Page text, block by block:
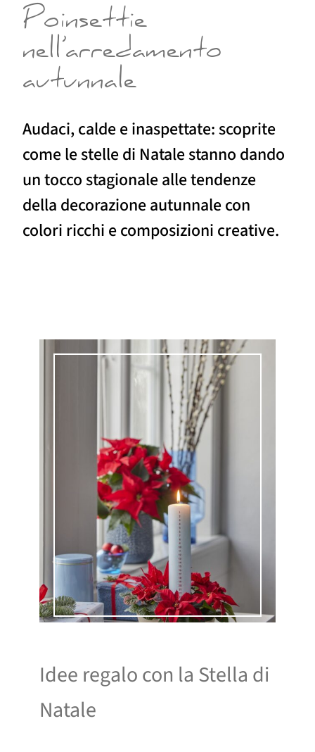
Poinsettie
nell’arredamento
autunnale
Audaci, calde e inaspettate: scoprite
come le stelle di Natale stanno dando
un tocco stagionale alle tendenze
della decorazione autunnale con
colori ricchi e composizioni creative.
Idee regalo con la Stella di
Natale